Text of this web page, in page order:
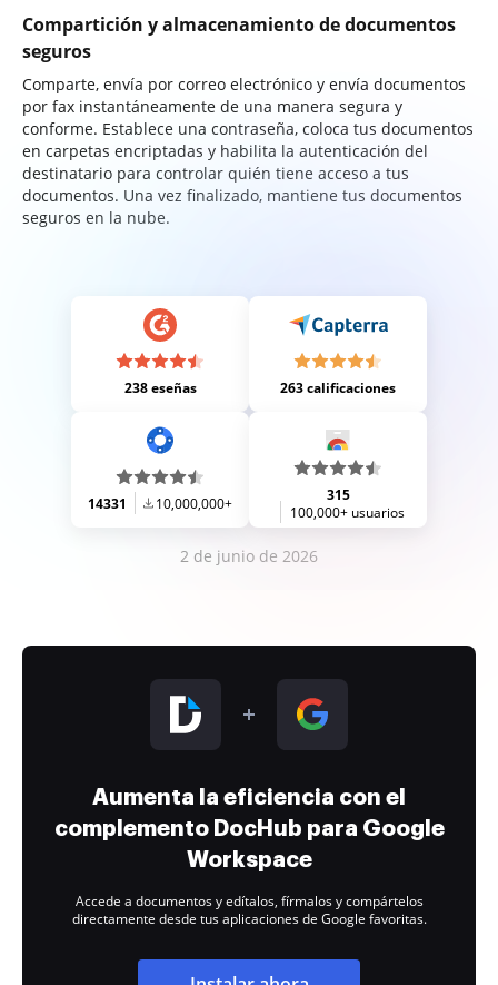
Compartición y almacenamiento de documentos
seguros
Comparte, envía por correo electrónico y envía documentos
por fax instantáneamente de una manera segura y
conforme. Establece una contraseña, coloca tus documentos
en carpetas encriptadas y habilita la autenticación del
destinatario para controlar quién tiene acceso a tus
documentos. Una vez finalizado, mantiene tus documentos
seguros en la nube.
238 eseñas 263 calificaciones
14331 10,000,000+
315
100,000+ usuarios
2 de junio de 2026
Aumenta la eficiencia con el
complemento DocHub para Google
Workspace
Accede a documentos y edítalos, fírmalos y compártelos
directamente desde tus aplicaciones de Google favoritas.